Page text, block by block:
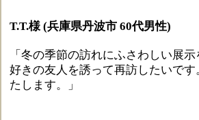
T.T.様 (兵庫県丹波市 60代男性)
「冬の季節の訪れにふさわしい展
好きの友人を誘って再訪したいで
たします。」